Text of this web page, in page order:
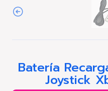
Batería
Joystick